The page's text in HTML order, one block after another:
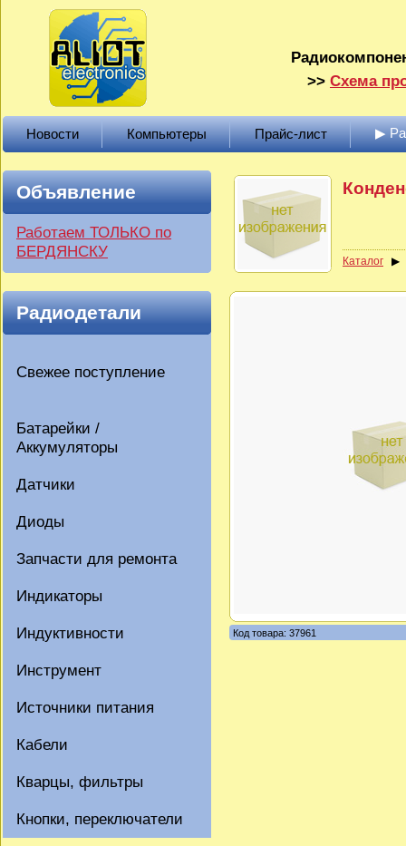
>> Схема
Новости Компьютеры Прайс-лист ▶
Объявление
Работаем ТОЛЬКО по
БЕРДЯНСКУ
Радиодетали
Свежее поступление
Батарейки /
Аккумуляторы
Датчики
Диоды
Запчасти для ремонта
Индикаторы
Индуктивности
Инструмент
Источники питания
Кабели
Кварцы, фильтры
Кнопки, переключатели
Каталог
Код товара: 37961